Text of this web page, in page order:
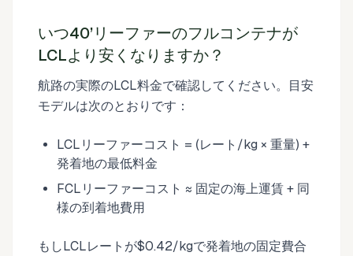
いつ40’リーファーのフルコンテナが
LCLより安くなりますか？
航路の実際のLCL料金で確認してください。目安
モデルは次のとおりです：
LCLリーファーコスト = (レート/kg × 重量) +
発着地の最低料金
FCLリーファーコスト ≈ 固定の海上運賃 + 同
様の到着地費用
もしLCLレートが$0.42/kgで発着地の固定費合